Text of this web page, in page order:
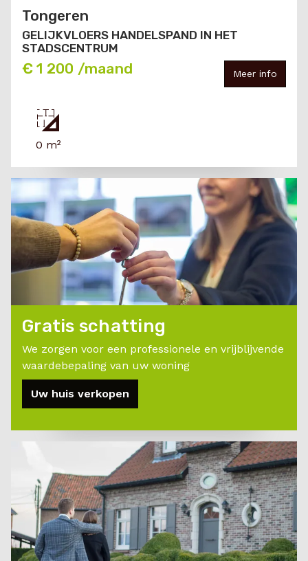
Tongeren
GELIJKVLOERS HANDELSPAND IN HET
STADSCENTRUM
€ 1 200 /maand Meer info
0 m²
Gratis schatting
We zorgen voor een professionele en vrijblijvende
waardebepaling van uw woning
Uw huis verkopen